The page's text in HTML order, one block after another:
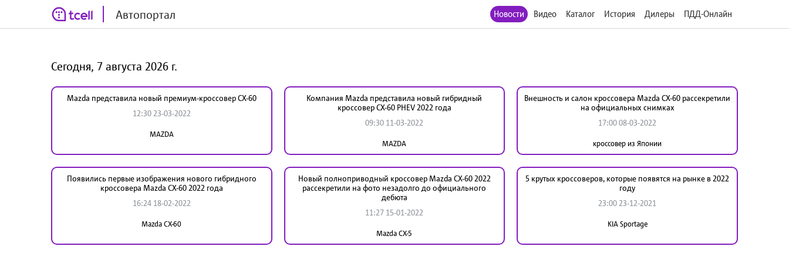
Автопортал Новости Видео Каталог История Дилеры ПДД-Онлайн
Сегодня, 7 августа 2026 г.
Mazda представила новый премиум-кроссовер CX-60
12:30 23-03-2022
MAZDA
Компания Mazda представила новый гибридный
кроссовер CX-60 PHEV 2022 года
09:30 11-03-2022
MAZDA
Внешность и салон кроссовера Mazda CX-60 рассекретили
на официальных снимках
17:00 08-03-2022
кроссовер из Японии
Появились первые изображения нового гибридного
кроссовера Mazda CX-60 2022 года
16:24 18-02-2022
Mazda CX-60
Новый полноприводный кроссовер Mazda CX-60 2022
рассекретили на фото незадолго до официального
дебюта
11:27 15-01-2022
Mazda CX-5
5 крутых кроссоверов, которые появятся на рынке в 2022
году
23:00 23-12-2021
KIA Sportage